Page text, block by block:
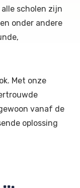
scholen zijn
onder andere
Met onze
vanaf de
oplossing